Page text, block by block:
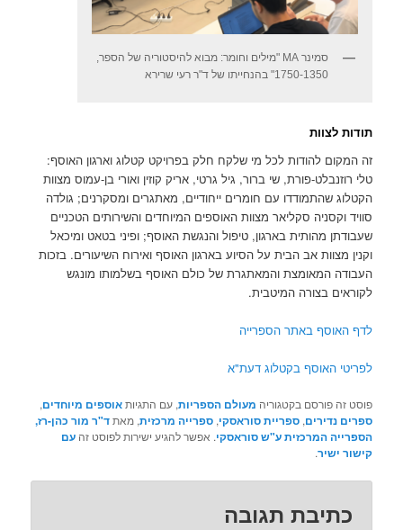
סמינר MA "מילים וחומר: מבוא להיסטוריה של הספר,
1750-1350" בהנחייתו של ד"ר רעי שרירא
תודות לצוות
זה המקום להודות לכל מי שלקח חלק בפרויקט קטלוג וארגון האוסף:
טלי רוזנבלט-פורת, שי ברור, גיל גרטי, אריק קוזין ואורי בן-עמוס מצוות
הקטלוג שהתמודדו עם חומרים ייחודיים, מאתגרים ומסקרנים; גולדה
סוויד וקסניה סקליאר מצוות האוספים המיוחדים והשירותים הטכניים
שעבודתן מהותית בארגון, טיפול והנגשת האוסף; ופיני בטאט ומיכאל
וקנין מצוות אב הבית על הסיוע בארגון האוסף ואירוח השיעורים. בזכות
העבודה המאומצת והמאתגרת של כולם האוסף בשלמותו מונגש
לקוראים בצורה המיטבית.
לדף האוסף באתר הספרייה
לפריטי האוסף בקטלוג דעת"א
פוסט זה פורסם בקטגוריה מעולם הספריות, עם התגיותאוספים מיוחדים,
ספרים נדירים,ספריית סוראסקי,ספרייה מרכזית, מאתד"ר מור כהן-רז,
הספרייה המרכזית ע"ש סוראסקי. אפשר להגיע ישירות לפוסט זהעם
קישור ישיר.
כתיבת תגובה